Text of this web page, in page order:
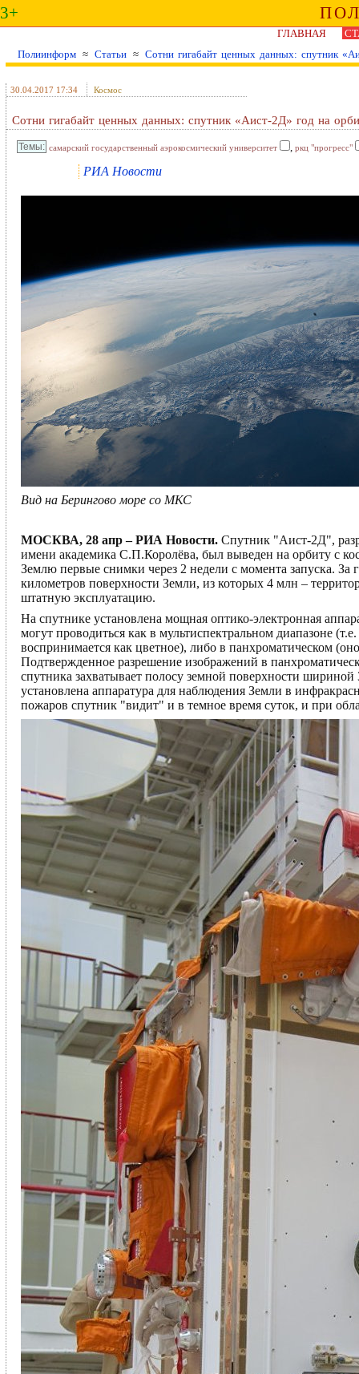
3+
ГЛАВНАЯ
Полиинформ ≈ Статьи ≈ Сотни гигабайт ценных данных: спутник
30.04.2017 17:34 Космос
Сотни гигабайт ценных данных: спутник «Аист-2Д» год на
самарский государственный аэрокосмический университет , ркц "прогресс"
РИА Новости
Вид на Берингово море со МКС
МОСКВА, 28 апр – РИА Новости. Спутник "Аист-2Д",
имени академика С.П.Королёва, был выведен на орбиту с
Землю первые снимки через 2 недели с момента запуска.
километров поверхности Земли, из которых 4 млн –
штатную эксплуатацию.
На спутнике установлена мощная оптико-электронная
могут проводиться как в мультиспектральном диапазоне
воспринимается как цветное), либо в панхроматическом
Подтвержденное разрешение изображений в
спутника захватывает полосу земной поверхности
установлена аппаратура для наблюдения Земли в
пожаров спутник "видит" и в темное время суток, и при